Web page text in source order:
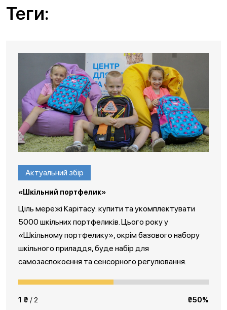
Теги:
Актуальний збір
«Шкільний портфелик»
Ціль мережі Карітасу: купити та укомплектувати
5000 шкільних портфеликів. Цього року у
«Шкільному портфелику», окрім базового набору
шкільного приладдя, буде набір для
самозаспокоєння та сенсорного регулювання.
1 ₴ / 2 ₴50%